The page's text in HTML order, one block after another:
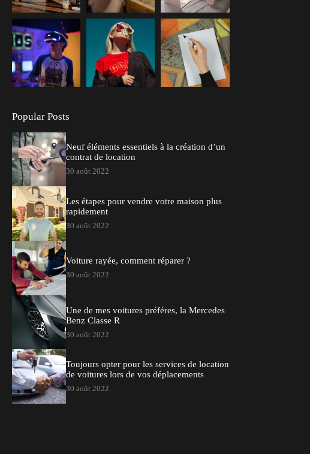
Popular Posts
Neuf éléments essentiels à la création d’un
contrat de location
30 août 2022
Les étapes pour vendre votre maison plus
rapidement
30 août 2022
Voiture rayée, comment réparer ?
30 août 2022
Une de mes voitures préféres, la Mercedes
Benz Classe R
30 août 2022
Toujours opter pour les services de location
de voitures lors de vos déplacements
30 août 2022